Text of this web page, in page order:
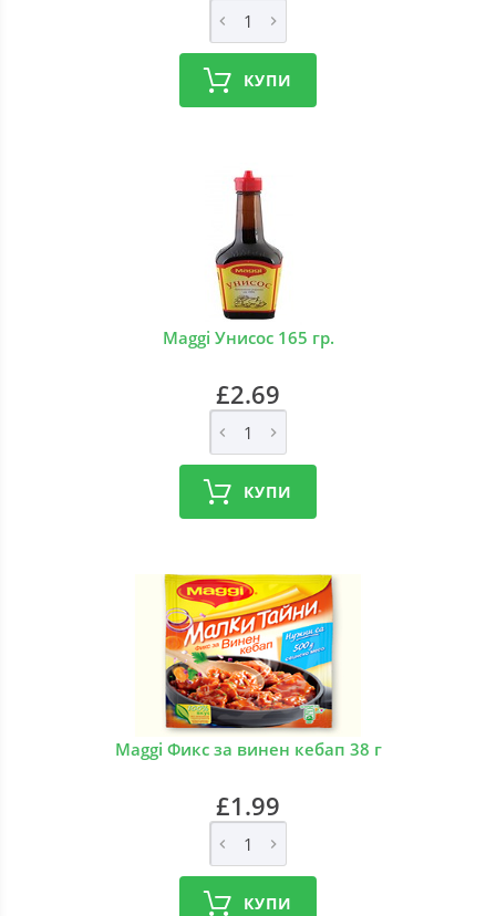
КУПИ
Maggi Унисос 165 гр.
£2.69
КУПИ
Maggi Фикс за винен кебап 38 г
£1.99
КУПИ